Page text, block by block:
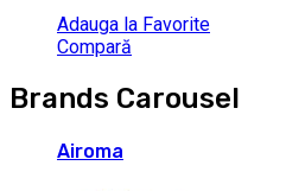
Adauga la Favorite
Compară
Brands Carousel
Airoma